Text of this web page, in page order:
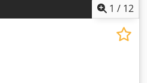
1 / 12